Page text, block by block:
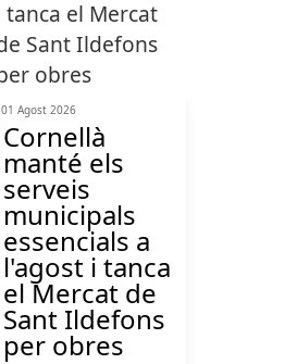
01 Agost 2026
Cornellà
manté els
serveis
municipals
essencials a
l'agost i tanca
el Mercat de
Sant Ildefons
per obres